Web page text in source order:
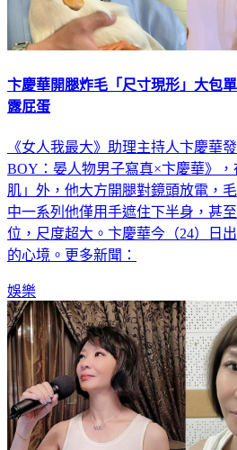
卞慶華開腿炸毛「尺寸現形」大包
露屁蛋
《女人我最大》助理主持人卞慶華
BOY：晏人物男子寫真×卞慶華》
肌」外，他大方開腿對鏡頭放電，
中一系列他僅用手遮住下半身，甚
位，尺度超大。卞慶華今（24）日
的心境。更多新聞：
娛樂